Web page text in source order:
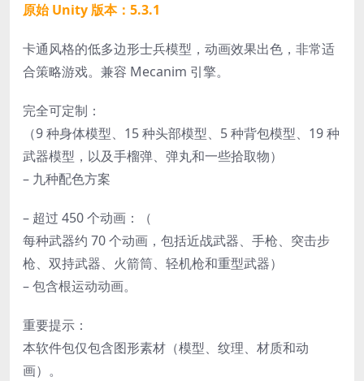
原始 Unity 版本：5.3.1
卡通风格的低多边形士兵模型，动画效果出色，非常适
合策略游戏。兼容 Mecanim 引擎。
完全可定制：
（9 种身体模型、15 种头部模型、5 种背包模型、19 种
武器模型，以及手榴弹、弹丸和一些拾取物）
– 九种配色方案
– 超过 450 个动画：（
每种武器约 70 个动画，包括近战武器、手枪、突击步
枪、双持武器、火箭筒、轻机枪和重型武器）
– 包含根运动动画。
重要提示：
本软件包仅包含图形素材（模型、纹理、材质和动
画）。